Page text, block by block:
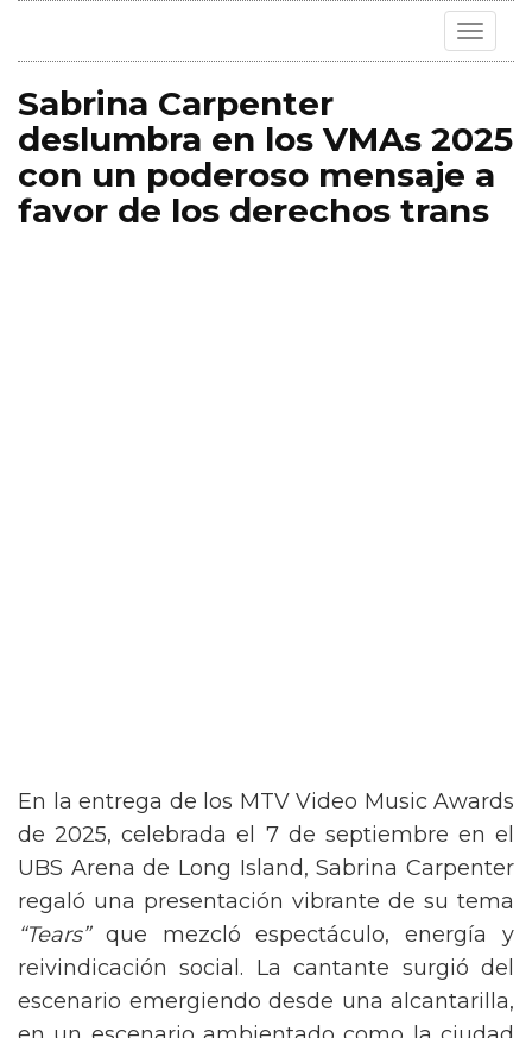
Toggle
Sabrina Carpenter
deslumbra en los VMAs 2025
con un poderoso mensaje a
favor de los derechos trans
En la entrega de los MTV Video Music Awards
de 2025, celebrada el 7 de septiembre en el
UBS Arena de Long Island, Sabrina Carpenter
regaló una presentación vibrante de su tema
“Tears”que mezcló espectáculo, energía y
reivindicación social. La cantante surgió del
escenario emergiendo desde una alcantarilla,